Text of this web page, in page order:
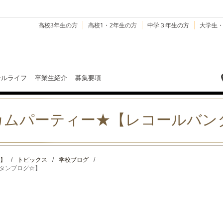
高校3年生の方 高校1・2年生の方 中学３年生の方 大学生
ライフ 卒業生紹介 募集要項
パーティー★【レコールバ
/ トピックス / 学校ブログ
/
ンブログ☆】